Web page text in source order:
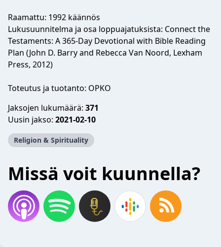
Raamattu: 1992 käännös
Lukusuunnitelma ja osa loppuajatuksista: Connect the
Testaments: A 365-Day Devotional with Bible Reading
Plan (John D. Barry and Rebecca Van Noord, Lexham
Press, 2012)
Toteutus ja tuotanto: OPKO
Jaksojen lukumäärä: 371
Uusin jakso: 2021-02-10
Religion & Spirituality
Missä voit kuunnella?